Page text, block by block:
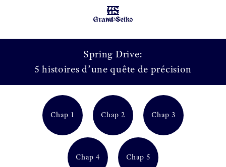
MENU
Spring Drive:
5 histoires d’une quête de précision
Chap 1 Chap 2 Chap 3
Chap 4 Chap 5